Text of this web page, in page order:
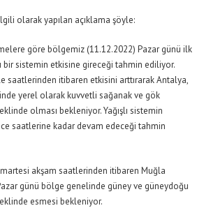
olarak yapılan açıklama şöyle:
göre bölgemiz (11.12.2022) Pazar günü ilk
bir sistemin etkisine gireceği tahmin ediliyor.
saatlerinden itibaren etkisini arttırarak Antalya,
yerel olarak kuvvetli sağanak ve gök
olması bekleniyor. Yağışlı sistemin
saatlerine kadar devam edeceği tahmin
akşam saatlerinden itibaren Muğla
günü bölge genelinde güney ve güneydoğu
esmesi bekleniyor.